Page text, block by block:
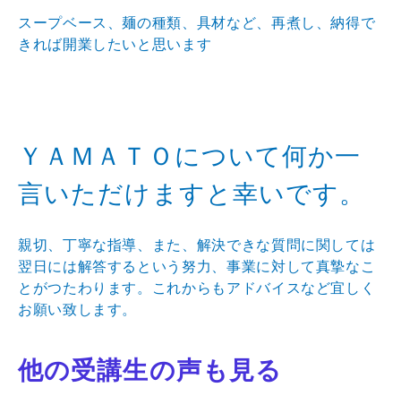
スープベース、麺の種類、具材など、再煮し、納得で
きれば開業したいと思います
ＹＡＭＡＴＯについて何か一
言いただけますと幸いです。
親切、丁寧な指導、また、解決できな質問に関しては
翌日には解答するという努力、事業に対して真摯なこ
とがつたわります。これからもアドバイスなど宜しく
お願い致します。
他の受講生の声も見る